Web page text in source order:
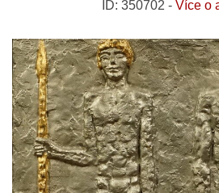
ID: 350702 - Více o